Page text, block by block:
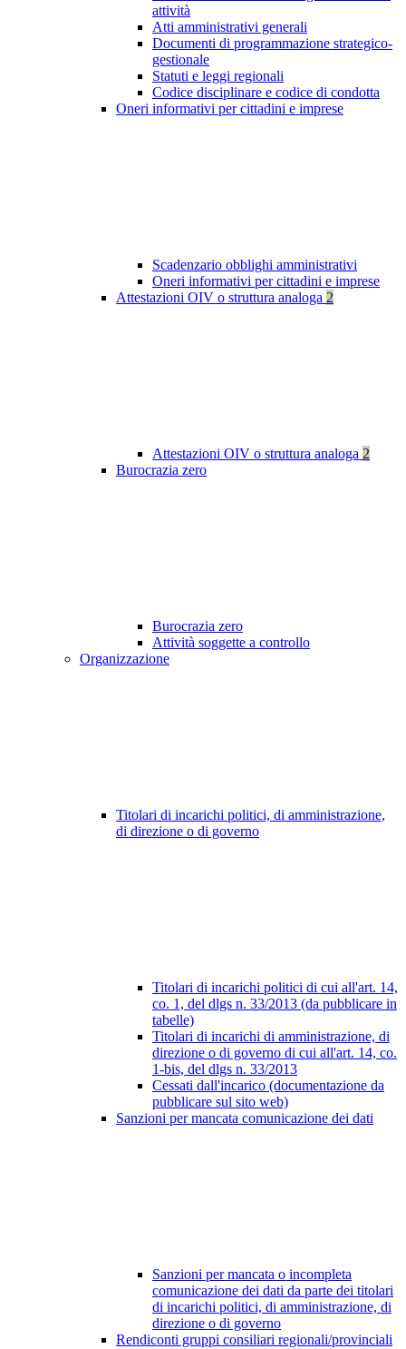
attività
Atti amministrativi generali
Documenti di programmazione strategico-
gestionale
Statuti e leggi regionali
Codice disciplinare e codice di condotta
Oneri informativi per cittadini e imprese
Scadenzario obblighi amministrativi
Oneri informativi per cittadini e imprese
Attestazioni OIV o struttura analoga 2
Attestazioni OIV o struttura analoga 2
Burocrazia zero
Burocrazia zero
Attività soggette a controllo
Organizzazione
Titolari di incarichi politici, di amministrazione,
di direzione o di governo
Titolari di incarichi politici di cui all'art. 14,
co. 1, del dlgs n. 33/2013 (da pubblicare in
tabelle)
Titolari di incarichi di amministrazione, di
direzione o di governo di cui all'art. 14, co.
1-bis, del dlgs n. 33/2013
Cessati dall'incarico (documentazione da
pubblicare sul sito web)
Sanzioni per mancata comunicazione dei dati
Sanzioni per mancata o incompleta
comunicazione dei dati da parte dei titolari
di incarichi politici, di amministrazione, di
direzione o di governo
Rendiconti gruppi consiliari regionali/provinciali